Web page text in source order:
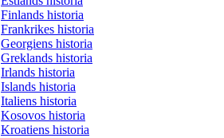
Finlands historia
Frankrikes historia
Georgiens historia
Greklands historia
Irlands historia
Islands historia
Italiens historia
Kosovos historia
Kroatiens historia